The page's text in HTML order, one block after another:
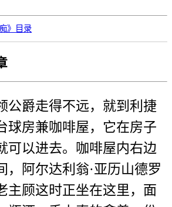
》目录
公爵走得不远，就到利捷
球房兼咖啡屋，它在房子
可以进去。咖啡屋内右边
，阿尔达利翁·亚历山德罗
主顾这时正坐在这里，面